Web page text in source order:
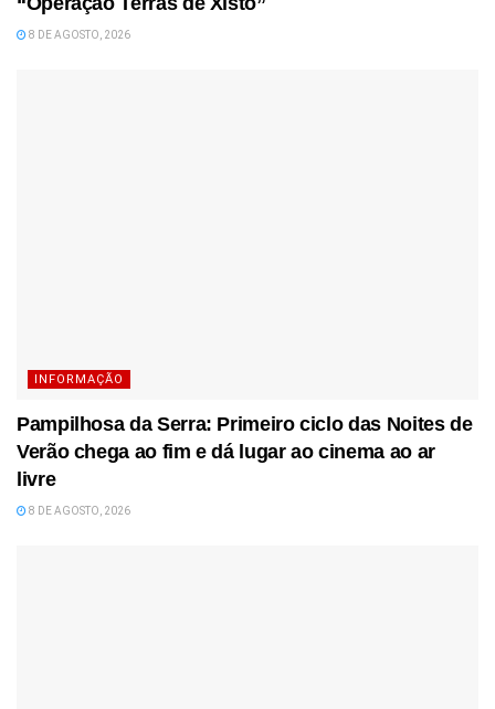
8 DE AGOSTO, 2026
INFORMAÇÃO
Pampilhosa da Serra: Primeiro ciclo das Noites de
Verão chega ao fim e dá lugar ao cinema ao ar
livre
8 DE AGOSTO, 2026